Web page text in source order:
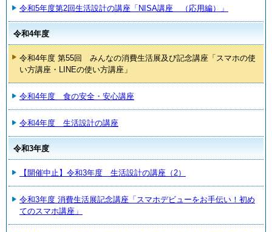
令和5年度第2回生活設計の講座「NISA講座 （応用編）」
令和4年度
令和4年度 第55回 みんなの消費生活展及び記念講座「スマホの使
い方講座・LINEの使い方講座」
令和4年度 食の安全・安心講座
令和4年度 生活設計の講座
令和3年度
【開催中止】令和3年度 生活設計の講座（2）
令和3年度 消費生活展記念講座「スマホデビューをお手伝い！初め
てのスマホ講座」